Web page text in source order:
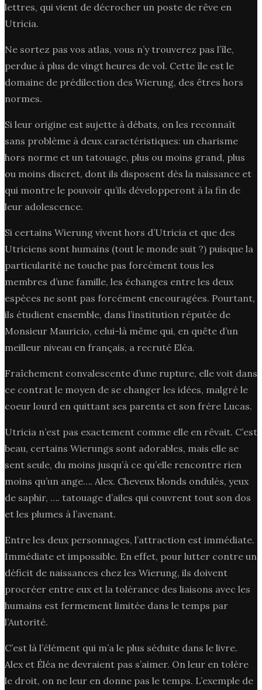
lettres, qui vient de décrocher un poste de rêve en
Utricia.
Ne sortez pas vos atlas, vous n’y trouverez pas l’île,
perdue à plus de vingt heures de vol. Cette île est le
domaine de prédilection des Wierung, des êtres hors
normes.
Si leur origine est sujette à débats, on les reconnaît
sans problème à deux caractéristiques: un charisme
hors norme et un tatouage, plus ou moins grand, plus
ou moins discret, dont ils disposent dès la naissance et
qui montre le pouvoir qu’ils développeront à la fin de
leur adolescence.
Si certains Wierung vivent hors d’Utricia et que des
Utriciens sont humains (tout le monde suit ?) puisque la
particularité ne touche pas forcément tous les
membres d’une famille, les échanges entre les deux
espèces ne sont pas forcément encouragées. Pourtant,
ils étudient ensemble, dans l’institution réputée de
Monsieur Mauricio, celui-là même qui, en quête d’un
meilleur niveau en français, a recruté Eléa.
Fraîchement convalescente d’une rupture, elle voit dans
ce contrat le moyen de se changer les idées, malgré le
coeur lourd en quittant ses parents et son frère Lucas.
Utricia n’est pas exactement comme elle en rêvait. C’est
beau, certains Wierungs sont adorables, mais elle se
sent seule, du moins jusqu’à ce qu’elle rencontre rien
moins qu’un ange…. Alex. Cheveux blonds ondulés, yeux
de saphir, …. tatouage d’ailes qui couvrent tout son dos
et les plumes à l’avenant.
Entre les deux personnages, l’attraction est immédiate.
Immédiate et impossible. En effet, pour lutter contre un
déficit de naissances chez les Wierung, ils doivent
procréer entre eux et la tolérance des liaisons avec les
humains est fermement limitée dans le temps par
l’Autorité.
C’est là l’élément qui m’a le plus séduite dans le livre.
Alex et Éléa ne devraient pas s’aimer. On leur en tolère
le droit, on ne leur en donne pas le temps. L’exemple de